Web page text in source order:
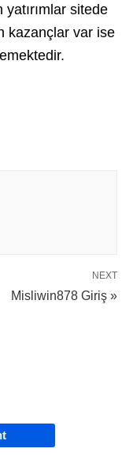
sitede
kazançlar var ise
NEXT
Misliwin878 Giriş »